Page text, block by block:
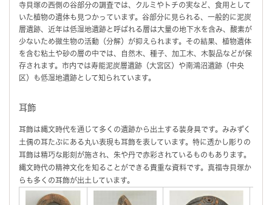
寺貝塚の西側の谷部分の調査では、クルミやトチの実など、食用として
いた植物の遺体も見つかっています。谷部分に見られる、一般的に泥炭
層遺跡、近年は低湿地遺跡と呼ばれる層は大量の地下水を含み、酸素が
少ないため微生物の活動（分解）が抑えられます。その結果、植物遺体
を含む粘土や砂の層の中では、自然木、種子、加工木、木製品などが保
存されます。市内では寿能泥炭層遺跡（大宮区）や南鴻沼遺跡（中央
区）も低湿地遺跡として知られています。
耳飾
耳飾は縄文時代を通じて多くの遺跡から出土する装身具です。みみずく
土偶の耳たぶにある丸い表現も耳飾を表しています。特に透かし彫りの
耳飾は精巧な彫刻が施され、朱や丹で赤彩されているものもあります。
縄文時代の精神文化を知ることができる貴重な資料です。真福寺貝塚か
らも多くの耳飾が出土しています。